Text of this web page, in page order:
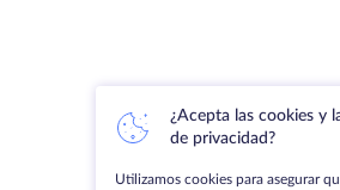
¿Acepta las cookies y
de privacidad?
Utilizamos cookies para asegurar